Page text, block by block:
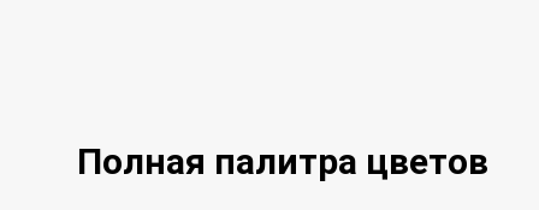
Полная палитра цветов